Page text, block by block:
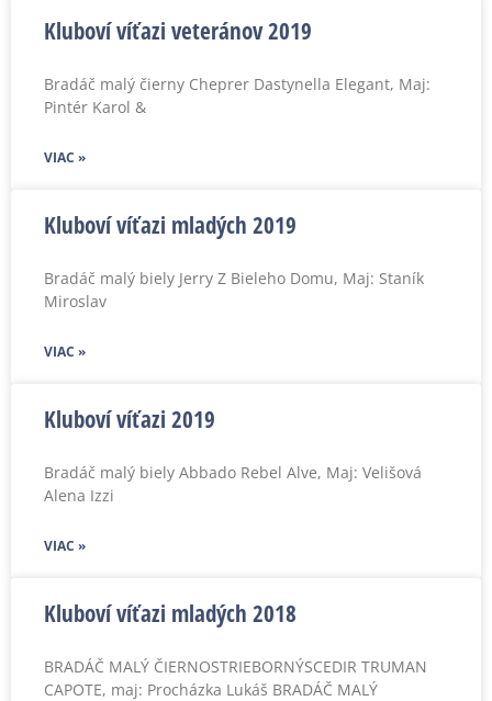
Kluboví víťazi veteránov 2019
Bradáč malý čierny Cheprer Dastynella Elegant, Maj:
Pintér Karol &
VIAC »
Kluboví víťazi mladých 2019
Bradáč malý biely Jerry Z Bieleho Domu, Maj: Staník
Miroslav
VIAC »
Kluboví víťazi 2019
Bradáč malý biely Abbado Rebel Alve, Maj: Velišová
Alena Izzi
VIAC »
Kluboví víťazi mladých 2018
BRADÁČ MALÝ ČIERNOSTRIEBORNÝSCEDIR TRUMAN
CAPOTE, maj: Procházka Lukáš BRADÁČ MALÝ